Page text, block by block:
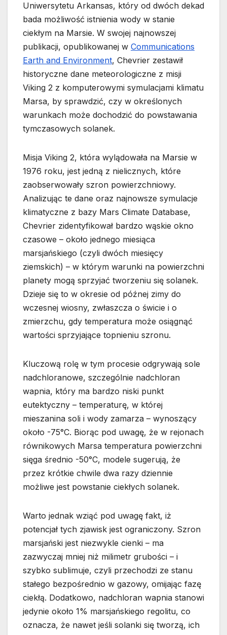
Uniwersytetu Arkansas, który od dwóch dekad
bada możliwość istnienia wody w stanie
ciekłym na Marsie. W swojej najnowszej
publikacji, opublikowanej w Communications
Earth and Environment, Chevrier zestawił
historyczne dane meteorologiczne z misji
Viking 2 z komputerowymi symulacjami klimatu
Marsa, by sprawdzić, czy w określonych
warunkach może dochodzić do powstawania
tymczasowych solanek.
Misja Viking 2, która wylądowała na Marsie w
1976 roku, jest jedną z nielicznych, które
zaobserwowały szron powierzchniowy.
Analizując te dane oraz najnowsze symulacje
klimatyczne z bazy Mars Climate Database,
Chevrier zidentyfikował bardzo wąskie okno
czasowe – około jednego miesiąca
marsjańskiego (czyli dwóch miesięcy
ziemskich) – w którym warunki na powierzchni
planety mogą sprzyjać tworzeniu się solanek.
Dzieje się to w okresie od późnej zimy do
wczesnej wiosny, zwłaszcza o świcie i o
zmierzchu, gdy temperatura może osiągnąć
wartości sprzyjające topnieniu szronu.
Kluczową rolę w tym procesie odgrywają sole
nadchloranowe, szczególnie nadchloran
wapnia, który ma bardzo niski punkt
eutektyczny – temperaturę, w której
mieszanina soli i wody zamarza – wynoszący
około -75°C. Biorąc pod uwagę, że w rejonach
równikowych Marsa temperatura powierzchni
sięga średnio -50°C, modele sugerują, że
przez krótkie chwile dwa razy dziennie
możliwe jest powstanie ciekłych solanek.
Warto jednak wziąć pod uwagę fakt, iż
potencjał tych zjawisk jest ograniczony. Szron
marsjański jest niezwykle cienki – ma
zazwyczaj mniej niż milimetr grubości – i
szybko sublimuje, czyli przechodzi ze stanu
stałego bezpośrednio w gazowy, omijając fazę
ciekłą. Dodatkowo, nadchloran wapnia stanowi
jedynie około 1% marsjańskiego regolitu, co
oznacza, że nawet jeśli solanki się tworzą, ich